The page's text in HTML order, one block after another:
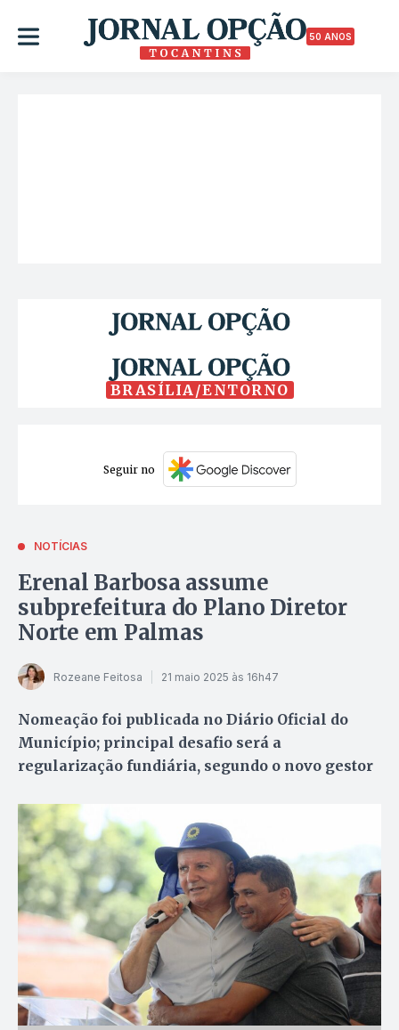
50 ANOS
BRASÍLIA/ENTORNO
Seguir no
NOTÍCIAS
Erenal Barbosa assume
subprefeitura do Plano Diretor
Norte em Palmas
Rozeane Feitosa 21 maio 2025 às 16h47
Nomeação foi publicada no Diário Oficial do
Município; principal desafio será a
regularização fundiária, segundo o novo gestor